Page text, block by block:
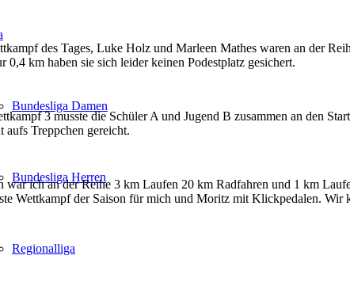
Bundesliga Damen
Bundesliga Herren
Regionalliga
des Tages, Luke Holz und Marleen Mathes waren an der
0,4 km haben sie sich leider keinen Podestplatz gesichert.
3 musste die Schüler A und Jugend B zusammen an den
aufs Treppchen gereicht.
war ich an der Reihe 3 km Laufen 20 km Radfahren und 1 km
Wettkampf der Saison für mich und Moritz mit Klickpedalen. Wir